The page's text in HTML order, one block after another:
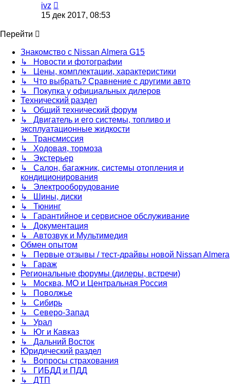
ivz
к
последнему
15 дек 2017, 08:53
Перейти
Знакомство с Nissan Almera G15
↳ Новости и фотографии
↳ Цены, комплектации, характеристики
↳ Что выбрать? Сравнение с другими авто
↳ Покупка у официальных дилеров
Технический раздел
↳ Общий технический форум
↳ Двигатель и его системы, топливо и
эксплуатационные жидкости
↳ Трансмиссия
↳ Ходовая, тормоза
↳ Экстерьер
↳ Салон, багажник, системы отопления и
кондиционирования
↳ Электрооборудование
↳ Шины, диски
↳ Тюнинг
↳ Гарантийное и сервисное обслуживание
↳ Документация
↳ Автозвук и Мультимедия
Обмен опытом
↳ Первые отзывы / тест-драйвы новой Nissan Almera
↳ Гараж
Региональные форумы (дилеры, встречи)
↳ Москва, МО и Центральная Россия
↳ Поволжье
↳ Сибирь
↳ Северо-Запад
↳ Урал
↳ Юг и Кавказ
↳ Дальний Восток
Юридический раздел
↳ Вопросы страхования
↳ ГИБДД и ПДД
↳ ДТП